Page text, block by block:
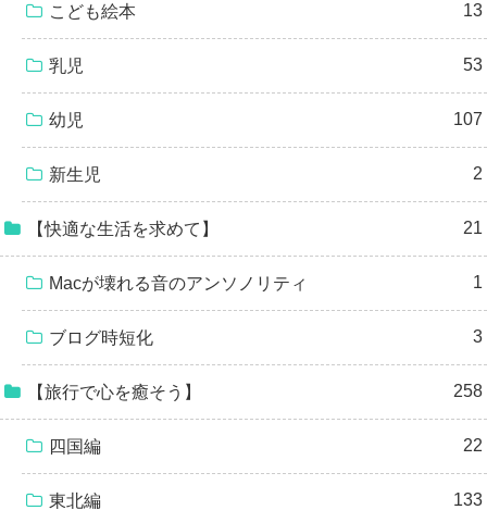
こども絵本 13
乳児 53
幼児 107
新生児 2
【快適な生活を求めて】 21
Macが壊れる音のアンソノリティ 1
ブログ時短化 3
【旅行で心を癒そう】 258
四国編 22
東北編 133